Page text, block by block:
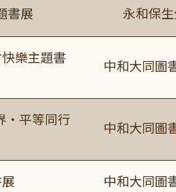
書展 永和保
樂主題書
中和大同圖
・平等同行
中和大同圖
中和大同圖